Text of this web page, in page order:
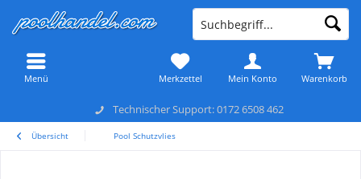
Technischer Support: 0172 6508 462
Menü Warenkorb
Merkzettel Mein Konto
Übersicht Pool Schutzvlies